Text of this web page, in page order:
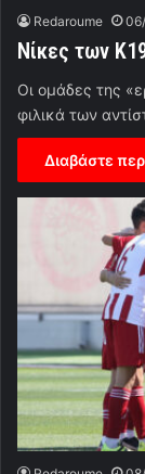
Redaroume
Νίκες των
Οι ομάδες της
φιλικά των
Διαβάστε